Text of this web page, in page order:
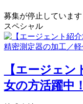
募集が停止しています
スペシャル
【エージェン
女の方活躍中